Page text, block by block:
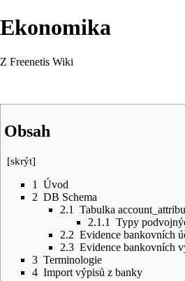
Ekonomika
Z Freenetis Wiki
Obsah
[skrýt]
1
Úvod
2 DB Schema
2.1
Tabulka
2.1.1
Typy
2.2 Evidence bankovních
2.3 Evidence bankovních
3 Terminologie
4 Import výpisů z banky